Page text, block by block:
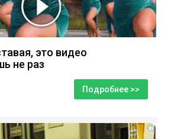
это видео
не раз
Подробнее >>
i